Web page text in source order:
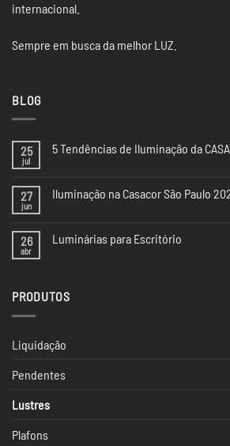
internacional.
Sempre em busca da melhor LUZ.
BLOG
25
jul
5 Tendências de Iluminação da
da
CASACOR
27
jun
Iluminação na Casacor São Paulo
Iluminação
2024
26
abr
Luminárias para Escritório
para
PRODUTOS
Liquidação
Pendentes
Lustres
Plafons